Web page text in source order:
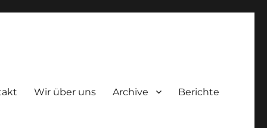
Wir über uns Archive Berichte